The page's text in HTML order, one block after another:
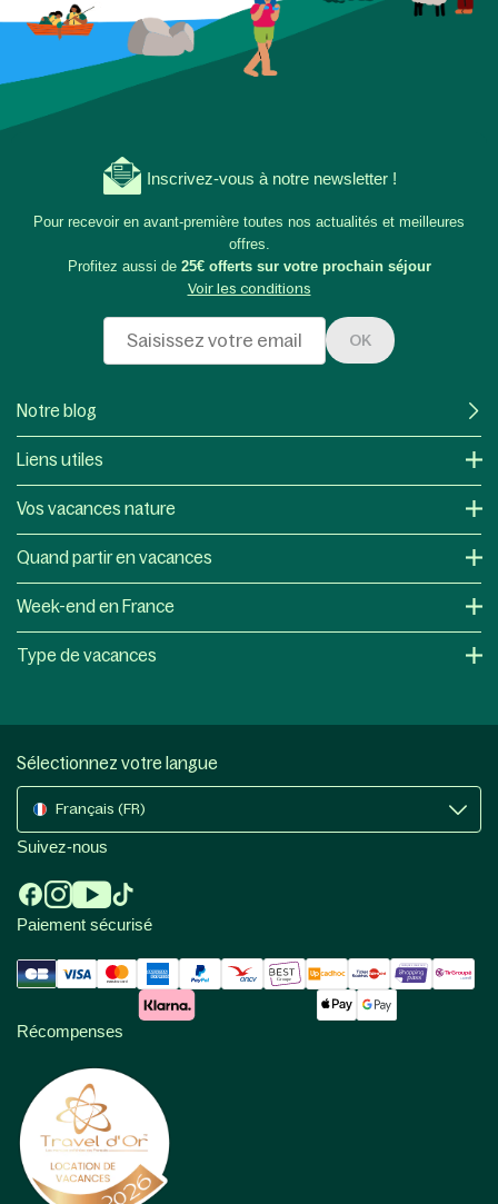
Inscrivez-vous à notre newsletter !
Pour recevoir en avant-première toutes nos actualités et meilleures
offres.
Profitez aussi de 25€ offerts sur votre prochain séjour
Voir les conditions
OK
Notre blog
Liens utiles
Vos vacances nature
Quand partir en vacances
Week-end en France
Type de vacances
Sélectionnez votre langue
Français (FR)
Suivez-nous
Paiement sécurisé
Récompenses